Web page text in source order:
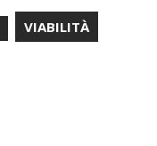
VIABILITÀ